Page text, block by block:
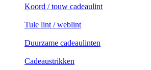
Koord / touw cadeaulint
Tule lint / weblint
Duurzame cadeaulinten
Cadeaustrikken